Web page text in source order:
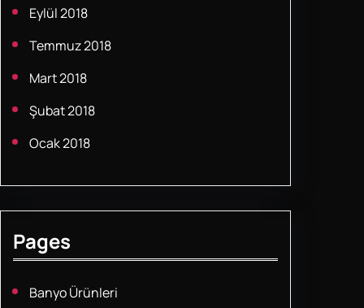
Eylül 2018
Temmuz 2018
Mart 2018
Şubat 2018
Ocak 2018
Pages
Banyo Ürünleri